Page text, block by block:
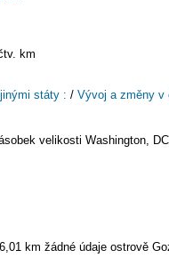
km
státy : / Vývoj a změny v
velikosti Washington, DC
km žádné údaje ostrově